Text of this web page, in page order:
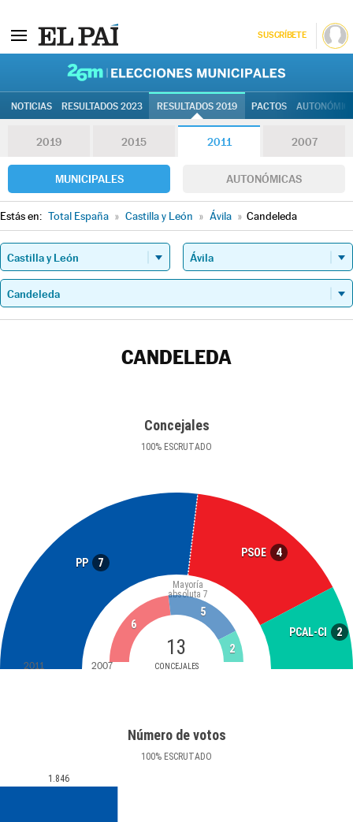
SUSCRÍBETE
NOTICIAS RESULTADOS 2023 RESULTADOS 2019 PACTOS
2019 2015 2011 2007
MUNICIPALES AUTONÓMICAS
Estás en: Total España » Castilla y León » Ávila » Candeleda
CANDELEDA
Concejales
100% ESCRUTADO
PP 7
PSOE 4
PCAL-CI 2
13
CONCEJALES
Mayoría
absoluta 7
6
5
2
2011 2007
Número de votos
100% ESCRUTADO
1.846